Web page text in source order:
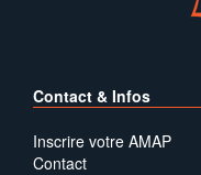
Contact & Infos
Inscrire votre AMAP
Contact